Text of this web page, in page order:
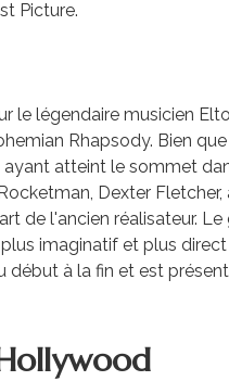
Picture.
le légendaire musicien
Rhapsody. Bien
atteint le sommet
Dexter
de l'ancien réalisateur.
imaginatif et plus
début à la fin et est